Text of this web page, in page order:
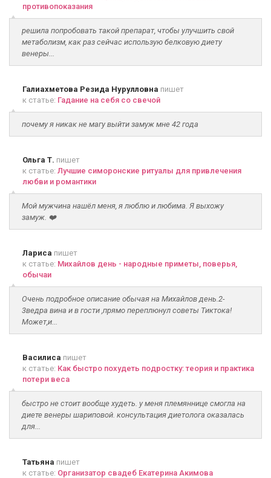
противопоказания
решила попробовать такой препарат, чтобы улучшить свой
метаболизм, как раз сейчас использую белковую диету
венеры...
Галиахметова Резида Нурулловна пишет
к статье: Гадание на себя со свечой
почему я никак не магу выйти замуж мне 42 года
Ольга Т. пишет
к статье: Лучшие симоронские ритуалы для привлечения
любви и романтики
Мой мужчина нашёл меня, я люблю и любима. Я выхожу
замуж. ❤️
Лариса пишет
к статье: Михайлов день - народные приметы, поверья,
обычаи
Очень подробное описание обычая на Михайлов день.2-
3ведра вина и в гости ,прямо переплюнул советы Тиктока!
Может,и...
Василиса пишет
к статье: Как быстро похудеть подростку: теория и практика
потери веса
быстро не стоит вообще худеть. у меня племяннице смогла на
диете венеры шариповой. консультация диетолога оказалась
для...
Татьяна пишет
к статье: Организатор свадеб Екатерина Акимова